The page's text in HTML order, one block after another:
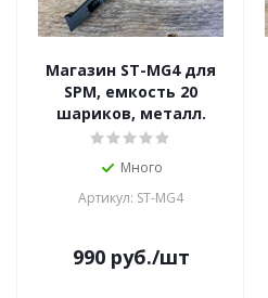
Магазин ST-MG4 для
SPM, емкость 20
шариков, металл.
Много
Артикул: ST-MG4
990руб./шт